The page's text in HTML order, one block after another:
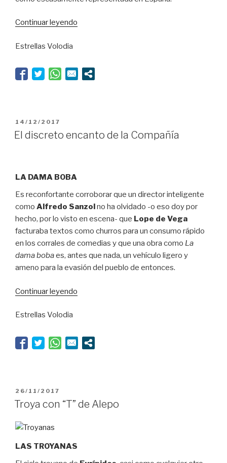
Continuar leyendo
libres”
Estrellas Volodia
PUBLICADO
EL
14/12/2017
El discreto encanto de la Compañía
LA DAMA BOBA
Es reconfortante corroborar que un director inteligente
como Alfredo Sanzolno ha olvidado -o eso doy por
hecho, por lo visto en escena- que Lope de Vega
facturaba textos como churros para un consumo rápido
en los corrales de comedias y que una obra como La
dama bobaes, antes que nada, un vehículo ligero y
ameno para la evasión del pueblo de entonces.
Continuar leyendo
la
Compañía”
Estrellas Volodia
PUBLICADO
EL
26/11/2017
Troya con “T” de Alepo
LAS TROYANAS